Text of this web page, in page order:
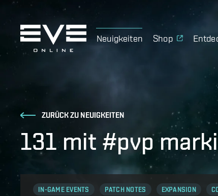
Neuigkeiten Shop
ZURÜCK ZU NEUIGKEITEN
131 mit #pvp
IN-GAME EVENTS PATCH NOTES EXPANSION